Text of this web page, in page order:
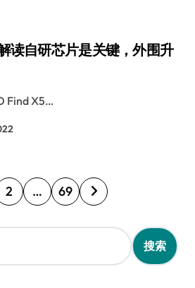
读自研芯片是关键，外围升
Find X5…
2 … 69